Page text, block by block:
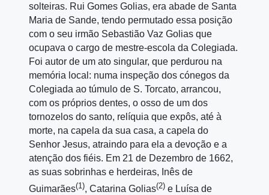
solteiras. Rui Gomes Golias, era abade de Santa
Maria de Sande, tendo permutado essa posição
com o seu irmão Sebastião Vaz Golias que
ocupava o cargo de mestre‑escola da Colegiada.
Foi autor de um ato singular, que perdurou na
memória local: numa inspeção dos cónegos da
Colegiada ao túmulo de S. Torcato, arrancou,
com os próprios dentes, o osso de um dos
tornozelos do santo, relíquia que expôs, até à
morte, na capela da sua casa, a capela do
Senhor Jesus, atraindo para ela a devoção e a
atenção dos fiéis. Em 21 de Dezembro de 1662,
as suas sobrinhas e herdeiras, Inês de
Guimarães(1), Catarina Golias(2) e Luísa de